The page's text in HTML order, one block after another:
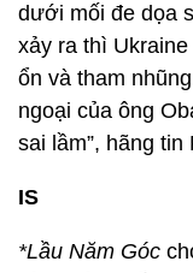
dưới mối đe dọa
xảy ra thì
ổn và tham
ngoại của ông
sai lầm”, hãng
IS
*Lầu Năm Góc